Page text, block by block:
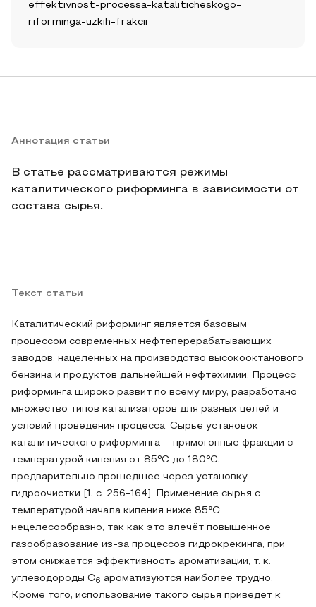
effektivnost-processa-kataliticheskogo-
riforminga-uzkih-frakcii
Аннотация статьи
В статье рассматриваются режимы
каталитического риформинга в зависимости от
состава сырья.
Текст статьи
Каталитический риформинг является базовым
процессом современных нефтеперерабатывающих
заводов, нацеленных на производство высокооктанового
бензина и продуктов дальнейшей нефтехимии. Процесс
риформинга широко развит по всему миру, разработано
множество типов катализаторов для разных целей и
условий проведения процесса. Сырьё установок
каталитического риформинга – прямогонные фракции с
температурой кипения от 85°С до 180°С,
предварительно прошедшее через установку
гидроочистки [1, с. 256-164]. Применение сырья с
температурой начала кипения ниже 85°C
нецелесообразно, так как это влечёт повышенное
газообразование из-за процессов гидрокрекинга, при
этом снижается эффективность ароматизации, т. к.
углеводороды С6
ароматизуются наиболее трудно.
Кроме того, использование такого сырья приведёт к